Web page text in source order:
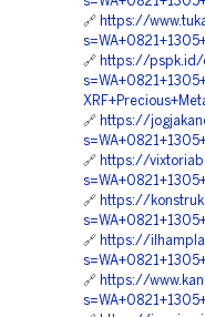
🔗 https://
🔗 https://pspk.id/
🔗 https://
🔗 https://
🔗 https://
🔗 https://
🔗 https://